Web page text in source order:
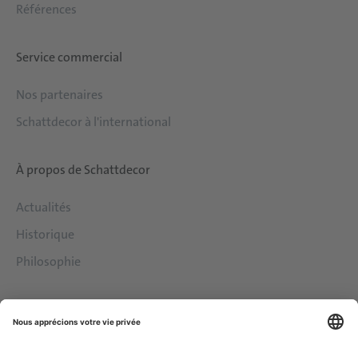
Références
Service commercial
Nos partenaires
Schattdecor à l'international
À propos de Schattdecor
Actualités
Historique
Philosophie